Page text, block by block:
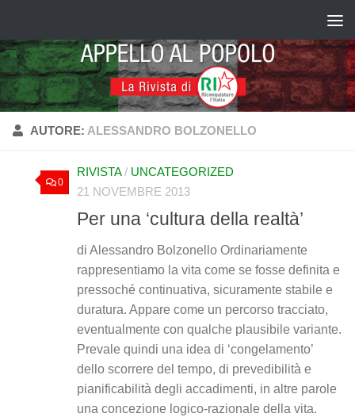
AUTORE: ALESSANDRO BOLZONELLO
0
RIVISTA/ UNCATEGORIZED
21 NOVEMBRE 2013
Per una ‘cultura della realtà’
di Alessandro Bolzonello Ordinariamente
rappresentiamo la vita come se fosse definita e
pressoché continuativa, sicuramente stabile e
duratura. Appare come un percorso tracciato,
eventualmente con qualche plausibile variante.
Prevale quindi una idea di ‘congelamento’
dello scorrere del tempo, di prevedibilità e
pianificabilità degli accadimenti, in altre parole
una concezione logico-razionale della vita.